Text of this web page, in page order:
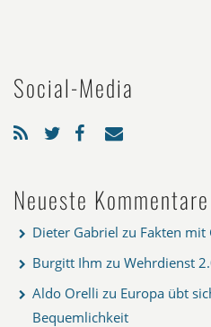
Social-Media
Neueste Kommentare
Dieter Gabriel zu Fakten mit
Burgitt Ihm zu Wehrdienst
Aldo Orelli zu Europa übt
Bequemlichkeit